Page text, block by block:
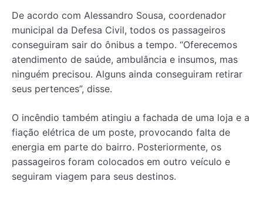
De acordo com Alessandro Sousa, coordenador
municipal da Defesa Civil, todos os passageiros
conseguiram sair do ônibus a tempo. “Oferecemos
atendimento de saúde, ambulância e insumos, mas
ninguém precisou. Alguns ainda conseguiram retirar
seus pertences”, disse.
O incêndio também atingiu a fachada de uma loja e a
fiação elétrica de um poste, provocando falta de
energia em parte do bairro. Posteriormente, os
passageiros foram colocados em outro veículo e
seguiram viagem para seus destinos.